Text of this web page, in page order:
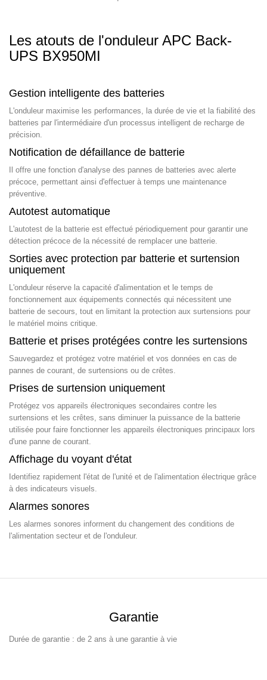
Les atouts de l'onduleur APC Back-
UPS BX950MI
Gestion intelligente des batteries
L'onduleur maximise les performances, la durée de vie et la fiabilité des
batteries par l'intermédiaire d'un processus intelligent de recharge de
précision.
Notification de défaillance de batterie
Il offre une fonction d'analyse des pannes de batteries avec alerte
précoce, permettant ainsi d'effectuer à temps une maintenance
préventive.
Autotest automatique
L'autotest de la batterie est effectué périodiquement pour garantir une
détection précoce de la nécessité de remplacer une batterie.
Sorties avec protection par batterie et surtension
uniquement
L'onduleur réserve la capacité d'alimentation et le temps de
fonctionnement aux équipements connectés qui nécessitent une
batterie de secours, tout en limitant la protection aux surtensions pour
le matériel moins critique.
Batterie et prises protégées contre les surtensions
Sauvegardez et protégez votre matériel et vos données en cas de
pannes de courant, de surtensions ou de crêtes.
Prises de surtension uniquement
Protégez vos appareils électroniques secondaires contre les
surtensions et les crêtes, sans diminuer la puissance de la batterie
utilisée pour faire fonctionner les appareils électroniques principaux lors
d'une panne de courant.
Affichage du voyant d'état
Identifiez rapidement l'état de l'unité et de l'alimentation électrique grâce
à des indicateurs visuels.
Alarmes sonores
Les alarmes sonores informent du changement des conditions de
l'alimentation secteur et de l'onduleur.
Garantie
Durée de garantie : de 2 ans à une garantie à vie